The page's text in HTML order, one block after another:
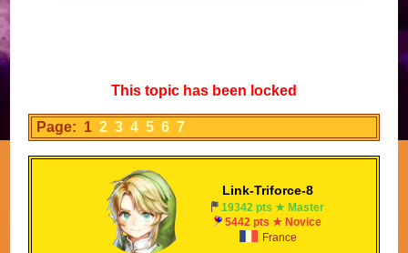
This topic has been locked
Page: 1 2 3 4 5 6 7
Link-Triforce-8
19342 pts ★ Master
5442 pts ★ Novice
France